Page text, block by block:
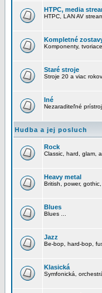
HTPC, media
HTPC, LAN AV
Kompletné
Komponenty,
Staré stroje
Stroje 20 a viac
Iné
Nezaraditeľné
Hudba a jej posluch
Rock
Classic, hard, glam,
Heavy metal
British, power,
Blues
Blues ...
Jazz
Be-bop, hard-bop,
Klasická
Symfonická,